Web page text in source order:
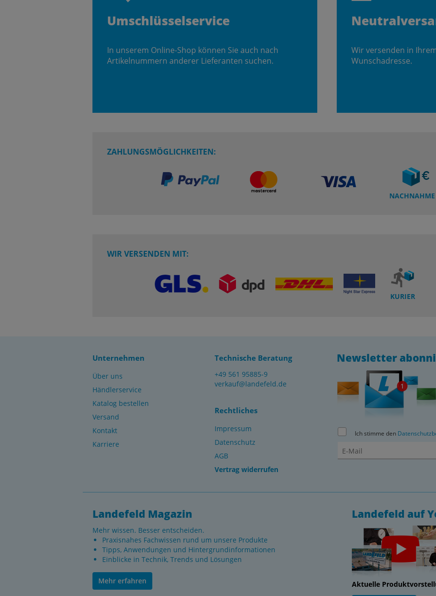
Umschlüsselservice
In unserem Online-Shop können Sie auch nach
Artikelnummern anderer Lieferanten suchen.
Wir versenden in
Wunschadresse.
ZAHLUNGSMÖGLICHKEITEN:
NACHNAHME
WIR VERSENDEN MIT:
KURIER
Unternehmen
Über uns
Händlerservice
Katalog bestellen
Versand
Kontakt
Karriere
Technische Beratung
+49 561 95885-9
verkauf@landefeld.de
Rechtliches
Impressum
Datenschutz
AGB
Vertrag widerrufen
Newsletter
Ich stimme den
Landefeld Magazin
Mehr wissen. Besser entscheiden.
Praxisnahes Fachwissen rund um unsere Produkte
Tipps, Anwendungen und Hintergrundinformationen
Einblicke in Technik, Trends und Lösungen
Mehr erfahren
Landefeld auf
Aktuelle